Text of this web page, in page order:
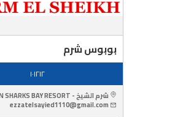
بوبوس شرم
١٠١٢١٢
شرم الشيخ - HILTON SHARKS BAY RESORT
ezzatelsayied1110@gmail.com